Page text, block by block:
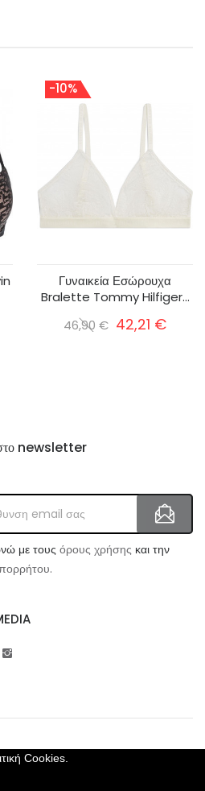
-10%
Γυναικεία Εσώρουχα
Bralette Tommy Hilfiger...
46,90 € 42,21 €
newsletter
με τουςόρους χρήσηςκαι την
Cookies.